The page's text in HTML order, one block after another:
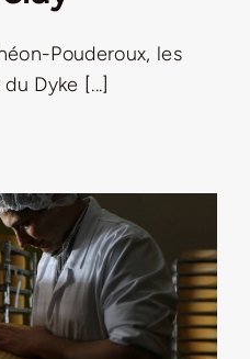
bûche de Noël 2025
Pouderoux, les
Dyke [...]